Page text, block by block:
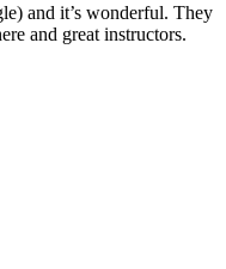
and it’s wonderful. They
and great instructors.